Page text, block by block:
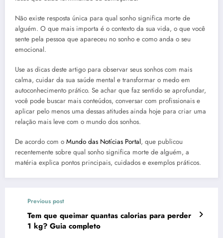
Não existe resposta única para qual sonho significa morte de
alguém. O que mais importa é o contexto da sua vida, o que você
sente pela pessoa que apareceu no sonho e como anda o seu
emocional.
Use as dicas deste artigo para observar seus sonhos com mais
calma, cuidar da sua saúde mental e transformar o medo em
autoconhecimento prático. Se achar que faz sentido se aprofundar,
você pode buscar mais conteúdos, conversar com profissionais e
aplicar pelo menos uma dessas atitudes ainda hoje para criar uma
relação mais leve com o mundo dos sonhos.
De acordo com o Mundo das Notícias Portal, que publicou
recentemente sobre qual sonho significa morte de alguém, a
matéria explica pontos principais, cuidados e exemplos práticos.
Previous post
Tem que queimar quantas calorias para perder
1 kg? Guia completo